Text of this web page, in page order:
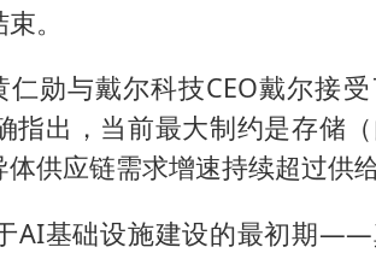
。
仁勋与戴尔科技CEO戴尔接
指出，当前最大制约是存储
供应链需求增速持续超过供给
AI基础设施建设的最初期